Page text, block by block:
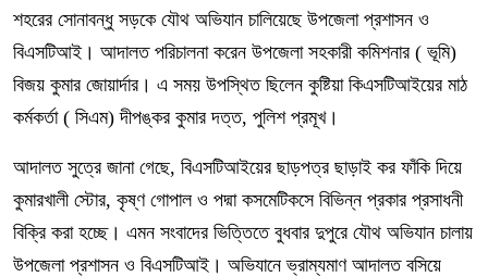
শহরের সোনাবন্ধু সড়কে যৌথ অভিযান চালিয়েছে উপজেলা প্রশাসন ও
বিএসটিআই। আদালত পরিচালনা করেন উপজেলা সহকারী কমিশনার ( ভূমি)
বিজয় কুমার জোয়ার্দার। এ সময় উপস্থিত ছিলেন কুষ্টিয়া কিএসটিআইয়ের মাঠ
কর্মকর্তা ( সিএম) দীপঙ্কর কুমার দত্ত, পুলিশ প্রমূখ।
আদালত সুত্রে জানা গেছে, বিএসটিআইয়ের ছাড়পত্র ছাড়াই কর ফাঁকি দিয়ে
কুমারখালী স্টোর, কৃষ্ণ গোপাল ও পদ্মা কসমেটিকসে বিভিন্ন প্রকার প্রসাধনী
বিক্রি করা হচ্ছে। এমন সংবাদের ভিত্তিতে বুধবার দুপুরে যৌথ অভিযান চালায়
উপজেলা প্রশাসন ও বিএসটিআই। অভিযানে ভ্রাম্যমাণ আদালত বসিয়ে